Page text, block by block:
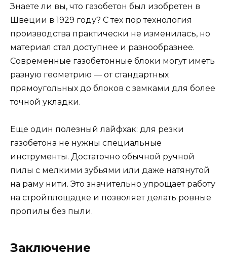
Знаете ли вы, что газобетон был изобретен в
Швеции в 1929 году? С тех пор технология
производства практически не изменилась, но
материал стал доступнее и разнообразнее.
Современные газобетонные блоки могут иметь
разную геометрию — от стандартных
прямоугольных до блоков с замками для более
точной укладки.
Еще один полезный лайфхак: для резки
газобетона не нужны специальные
инструменты. Достаточно обычной ручной
пилы с мелкими зубьями или даже натянутой
на раму нити. Это значительно упрощает работу
на стройплощадке и позволяет делать ровные
пропилы без пыли.
Заключение